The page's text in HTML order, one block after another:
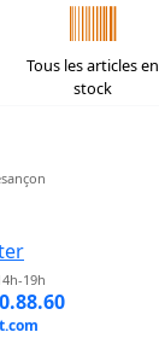
Tous les articles en
stock
19h